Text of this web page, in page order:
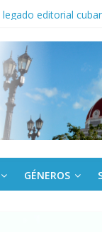
Eléctrica de La
en certamen
los niños
migratoria”
GÉNEROS